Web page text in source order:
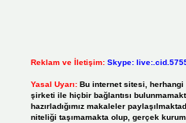
Reklam ve İletişim: Skype:
Yasal Uyarı: Bu internet sitesi, herhangi
şirketi ile hiçbir bağlantısı
hazırladığımız makaleler
niteliği taşımamakta olup, gerçek